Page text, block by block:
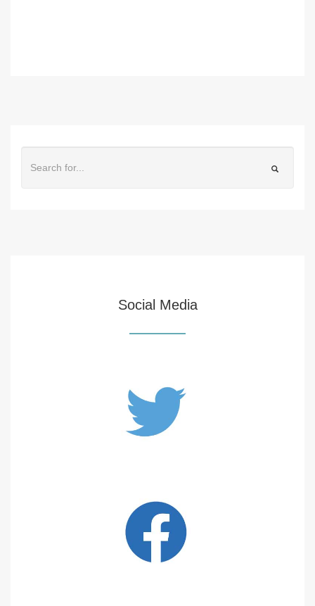
Social Media